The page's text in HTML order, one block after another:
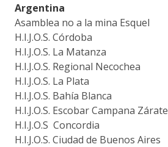
Argentina
Asamblea no a la mina Esquel
H.I.J.O.S. Córdoba
H.I.J.O.S. La Matanza
H.I.J.O.S. Regional Necochea
H.I.J.O.S. La Plata
H.I.J.O.S. Bahía Blanca
H.I.J.O.S. Escobar Campana Zárate
H.I.J.O.S Concordia
H.I.J.O.S. Ciudad de Buenos Aires